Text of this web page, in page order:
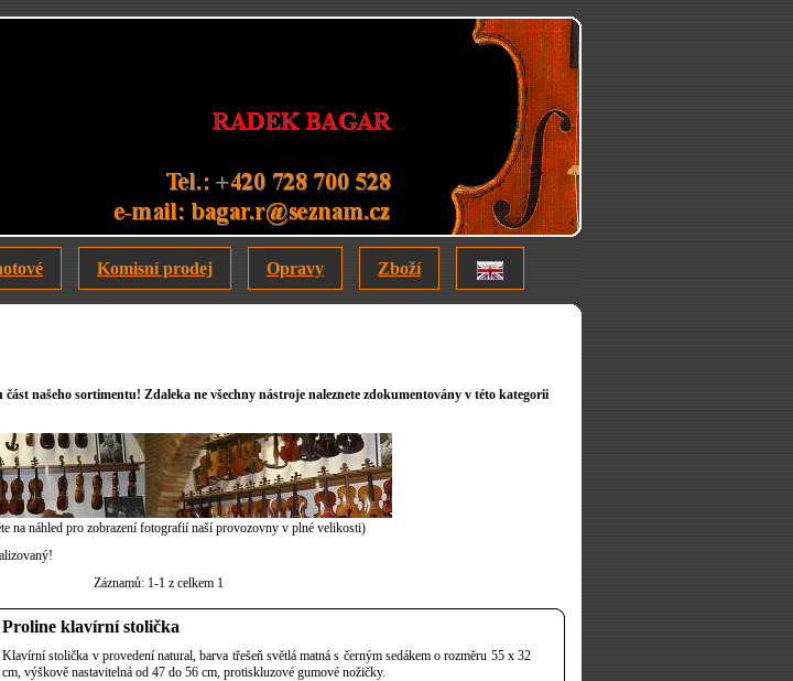
Komisní prodej Opravy Zboží
našeho sortimentu! Zdaleka ne všechny nástroje naleznete zdokumentovány v této kategorii
na náhled pro zobrazení fotografií naší provozovny v plné velikosti)
Záznamů: 1-1 z celkem 1
Proline klavírní stolička
Klavírní stolička v provedení natural, barva třešeň světlá matná s černým sedákem o rozměru 55 x 32
cm, výškově nastavitelná od 47 do 56 cm, protiskluzové gumové nožičky.